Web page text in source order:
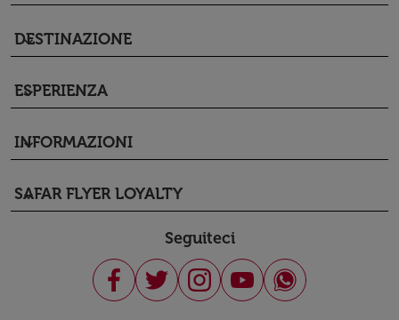
DESTINAZIONE
keyboard_arrow_down
ESPERIENZA
keyboard_arrow_down
INFORMAZIONI
keyboard_arrow_down
SAFAR FLYER LOYALTY
keyboard_arrow_down
Seguiteci